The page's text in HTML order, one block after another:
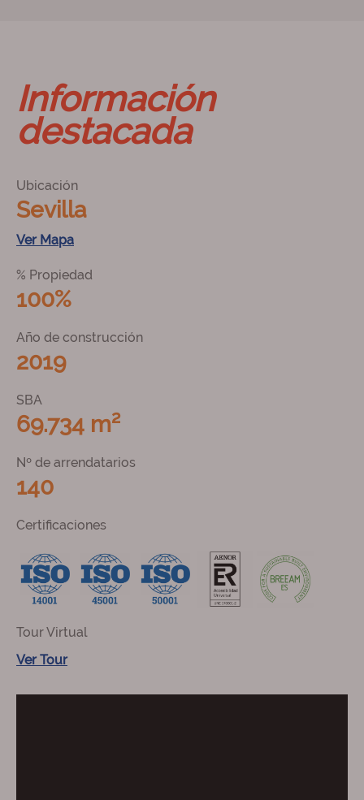
Información
destacada
Ubicación
Sevilla
Ver Mapa
% Propiedad
100%
Año de construcción
2019
SBA
69.734 m²
Nº de arrendatarios
140
Certificaciones
Tour Virtual
Ver Tour